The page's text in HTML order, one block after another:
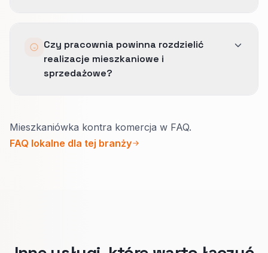
mieszanki etapów i wycinamy geografie albo
tematy, które zbierają uwagę, ale nie
przesuwają klienta sensownie do przodu.
Czy pracownia powinna rozdzielić
realizacje mieszkaniowe i
sprzedażowe?
Właściciel domu patrzy na styl życia, budżet i
prowadzenie remontu.
Mieszkaniówka kontra komercja w FAQ.
FAQ lokalne dla tej branży